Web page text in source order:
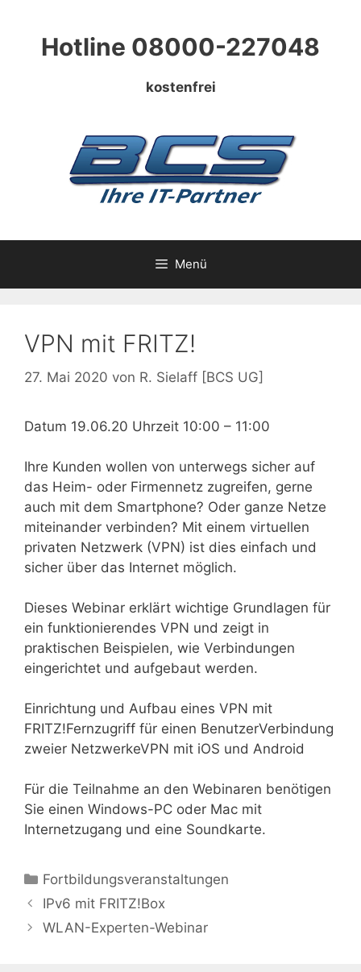
springenHotline 08000-227048
kostenfrei
Menü
VPN mit FRITZ!
27. Mai 2020 von R. Sielaff [BCS UG]
Datum 19.06.20 Uhrzeit 10:00 – 11:00
Ihre Kunden wollen von unterwegs sicher auf
das Heim- oder Firmennetz zugreifen, gerne
auch mit dem Smartphone? Oder ganze Netze
miteinander verbinden? Mit einem virtuellen
privaten Netzwerk (VPN) ist dies einfach und
sicher über das Internet möglich.
Dieses Webinar erklärt wichtige Grundlagen für
ein funktionierendes VPN und zeigt in
praktischen Beispielen, wie Verbindungen
eingerichtet und aufgebaut werden.
Einrichtung und Aufbau eines VPN mit
FRITZ!Fernzugriff für einen BenutzerVerbindung
zweier NetzwerkeVPN mit iOS und Android
Für die Teilnahme an den Webinaren benötigen
Sie einen Windows-PC oder Mac mit
Internetzugang und eine Soundkarte.
Kategorien
Fortbildungsveranstaltungen
IPv6 mit FRITZ!Box
WLAN-Experten-Webinar